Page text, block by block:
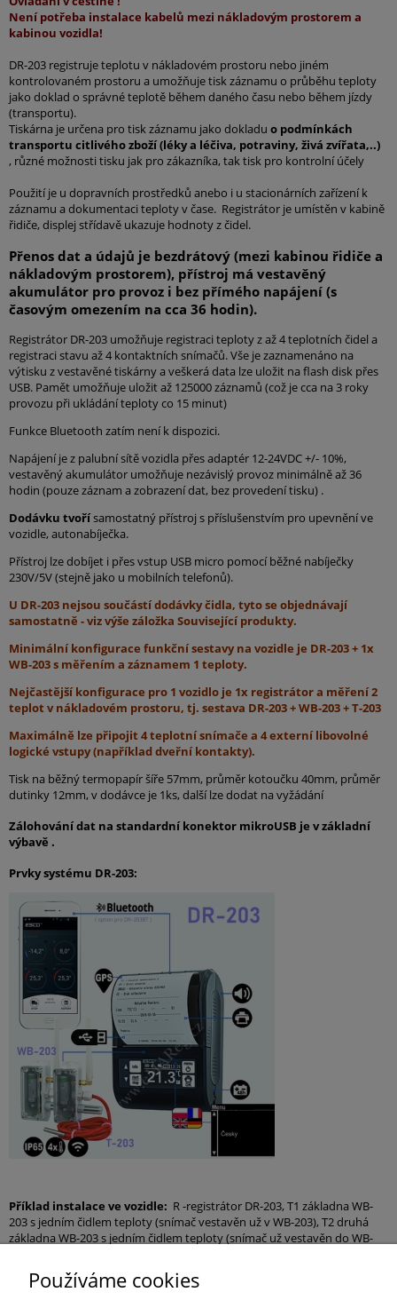
Není potřeba instalace kabelů mezi nákladovým prostorem a
kabinou vozidla!
DR-203 registruje teplotu v nákladovém prostoru nebo jiném
kontrolovaném prostoru a umožňuje tisk záznamu o průběhu teploty
jako doklad o správné teplotě během daného času nebo během jízdy
(transportu).
Tiskárna je určena pro tisk záznamu jako dokladu o podmínkách
transportu citlivého zboží (léky a léčiva, potraviny, živá zvířata,..)
, různé možnosti tisku jak pro zákazníka, tak tisk pro kontrolní účely
Použití je u dopravních prostředků anebo i u stacionárních zařízení k
záznamu a dokumentaci teploty v čase. Registrátor je umístěn v kabině
řidiče, displej střídavě ukazuje hodnoty z čidel.
Přenos dat a údajů je bezdrátový (mezi kabinou řidiče a
nákladovým prostorem), přístroj má vestavěný
akumulátor pro provoz i bez přímého napájení (s
časovým omezením na cca 36 hodin).
Registrátor DR-203 umožňuje registraci teploty z až 4 teplotních čidel a
registraci stavu až 4 kontaktních snímačů. Vše je zaznamenáno na
výtisku z vestavěné tiskárny a veškerá data lze uložit na flash disk přes
USB. Pamět umožňuje uložit až 125000 záznamů (což je cca na 3 roky
provozu při ukládání teploty co 15 minut)
Funkce Bluetooth zatím není k dispozici.
Napájení je z palubní sítě vozidla přes adaptér 12-24VDC +/- 10%,
vestavěný akumulátor umožňuje nezávislý provoz minimálně až 36
hodin (pouze záznam a zobrazení dat, bez provedení tisku) .
Dodávku tvořísamostatný přístroj s příslušenstvím pro upevnění ve
vozidle, autonabíječka.
Přístroj lze dobíjet i přes vstup USB micro pomocí běžné nabíječky
230V/5V (stejně jako u mobilních telefonů).
U DR-203 nejsou součástí dodávky čidla, tyto se objednávají
samostatně - viz výše záložka Související produkty.
Minimální konfigurace funkční sestavy na vozidle je DR-203 + 1x
WB-203 s měřením a záznamem 1 teploty.
Nejčastější konfigurace pro 1 vozidlo je 1x registrátor a měření 2
teplot v nákladovém prostoru, tj. sestava DR-203 + WB-203 + T-203
Maximálně lze připojit 4 teplotní snímače a 4 externí libovolné
logické vstupy (například dveřní kontakty).
Tisk na běžný termopapír šíře 57mm, průměr kotoučku 40mm, průměr
dutinky 12mm, v dodávce je 1ks, další lze dodat na vyžádání
Zálohování dat na standardní konektor mikroUSB je v základní
výbavě .
Prvky systému DR-203:
Příklad instalace ve vozidle: R -registrátor DR-203, T1 základna WB-
203 s jedním čidlem teploty (snímač vestavěn už v WB-203), T2 druhá
základna WB-203 s jedním čidlem teploty (snímač už vestavěn do WB-
chlazeném prostoru) a s připojeným snímačem otevření dveří D1
Používáme cookies